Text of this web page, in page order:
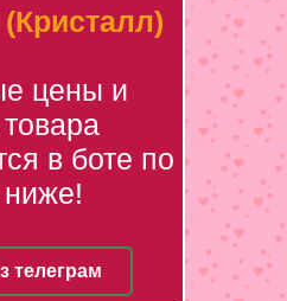
цены и
в боте по
ниже!
телеграм